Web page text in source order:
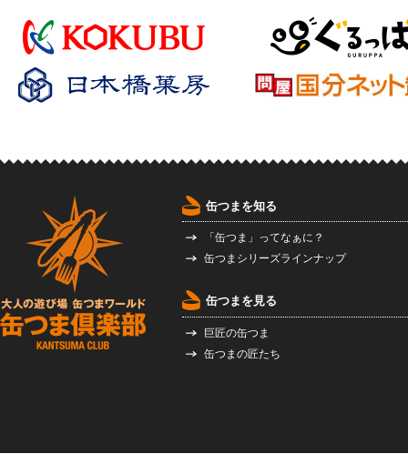
缶つまを知る
「缶つま」ってなぁに？
缶つまシリーズラインナップ
缶つまを見る
巨匠の缶つま
缶つまの匠たち